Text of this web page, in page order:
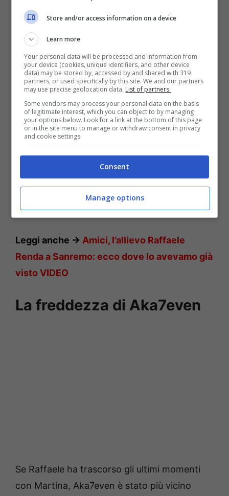
Il post di Martina – Solonotizie24
Leggi anche -> Amici, l’allievo Raffaele
Renda a Sanremo: ecco dove lo avevamo già
visto VIDEO
La freddezza di Aka7even
Se Raffaele ha trascorso gli ultimi momenti
con Martina, Aka7even è stato più vicino
Store and/or access information on a device
Learn more
Your personal data will be processed and information from
your device (cookies, unique identifiers, and other device
data) may be stored by, accessed by and shared with 319
partners, or used specifically by this site. We and our partners
may use precise geolocation data. List of partners.
Some vendors may process your personal data on the basis
of legitimate interest, which you can object to by managing
your options below. Look for a link at the bottom of this page
or in the site menu to manage or withdraw consent in privacy
and cookie settings.
Consent
Manage options